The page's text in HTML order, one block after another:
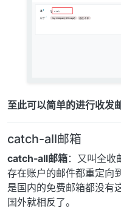
至此可以简单的进行收发
catch-all邮箱
catch-all邮箱：又叫全收
存在账户的邮件都重定向
是国内的免费邮箱都没有
国外就相反了。